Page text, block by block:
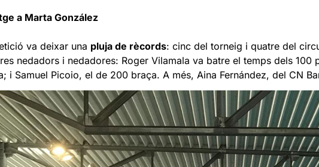
a Marta González
va deixar una pluja de rècords: cinc del torneig i quatre del
nedadors i nedadores: Roger Vilamala va batre el temps dels 100
i Samuel Picoio, el de 200 braça. A més, Aina Fernández, del CN